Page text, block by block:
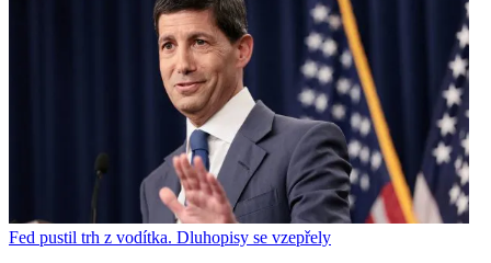
Fed pustil trh z vodítka. Dluhopisy se vzepřely